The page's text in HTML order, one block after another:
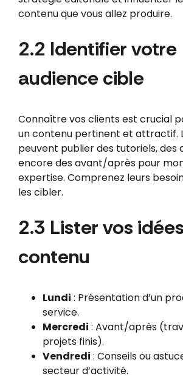
contenu que vous allez produire.
2.2 Identifier votre
audience cible
Connaître vos clients est crucial
un contenu pertinent et attractif.
peuvent publier des tutoriels, des
encore des avant/après pour
expertise. Comprenez leurs
les cibler.
2.3 Lister vos
contenu
Lundi : Présentation d’un
service.
Mercredi : Avant/après
projets finis).
Vendredi : Conseils ou
secteur d’activité.